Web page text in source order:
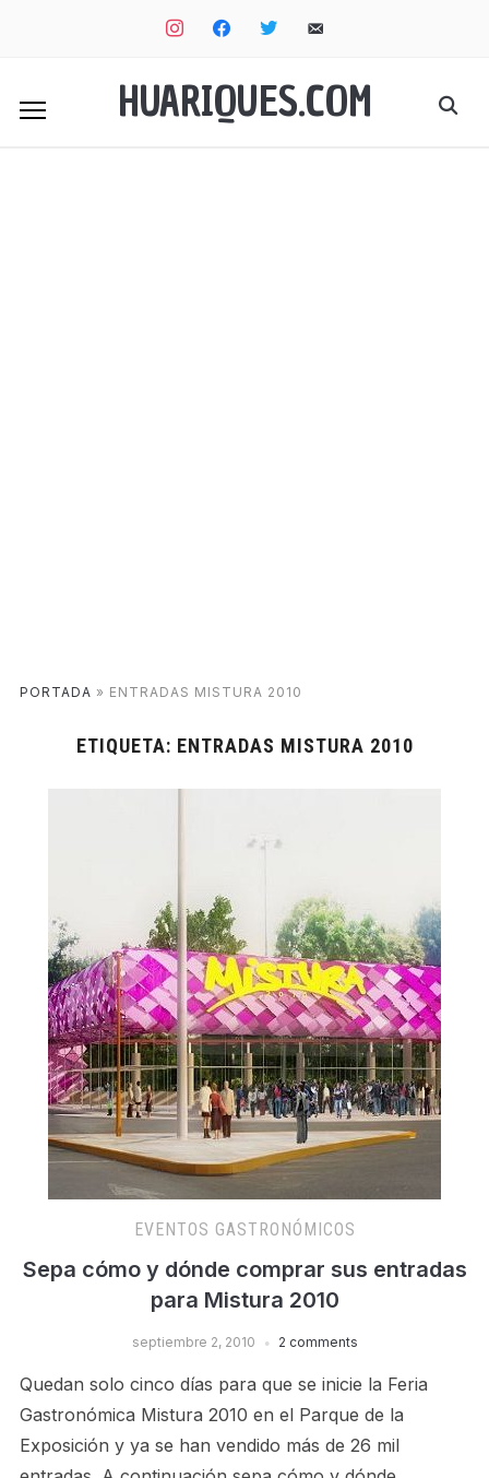
instagramfacebooktwitter
email-
HUARIQUES.COM
PORTADA » ENTRADAS MISTURA 2010
ETIQUETA: ENTRADAS MISTURA 2010
EVENTOS GASTRONÓMICOS
Sepa cómo y dónde comprar sus entradas
para Mistura 2010
septiembre 2, 2010 2 comments
Quedan solo cinco días para que se inicie la Feria
Gastronómica Mistura 2010 en el Parque de la
Exposición y ya se han vendido más de 26 mil